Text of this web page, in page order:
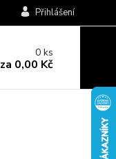
Přihlášení
0ks
za 0,00 Kč